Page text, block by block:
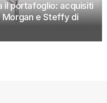
il portafoglio: acquisiti
e Steffy di